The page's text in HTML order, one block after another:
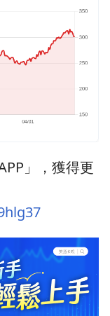
」，獲得更